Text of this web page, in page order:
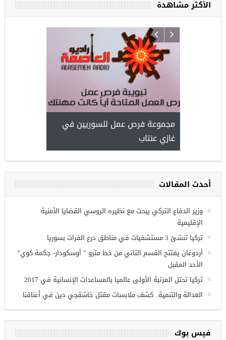
الأكثر مشاهدة
مجموعة فرص عمل للسوريين في
غازي عنتاب
أحدث المقالات
وزير الدفاع التركي يبحث مع نظيره الروسي القضايا الأمنية
الإقليمية
تركيا تنشئ 3 مستشفيات في مناطق درع الفرات بسوريا
أردوغان يفتتح القسم الثاني من خط مترو ” أوسكودار- جكمة كوي”
الأحد المقبل
تركيا تحتل المرتبة الأولى عالميا بالمساعدات الإنسانية في 2017
العدالة والتنمية.. كشف ملابسات مقتل خاشقجي دين في أعناقنا
فيس بوك